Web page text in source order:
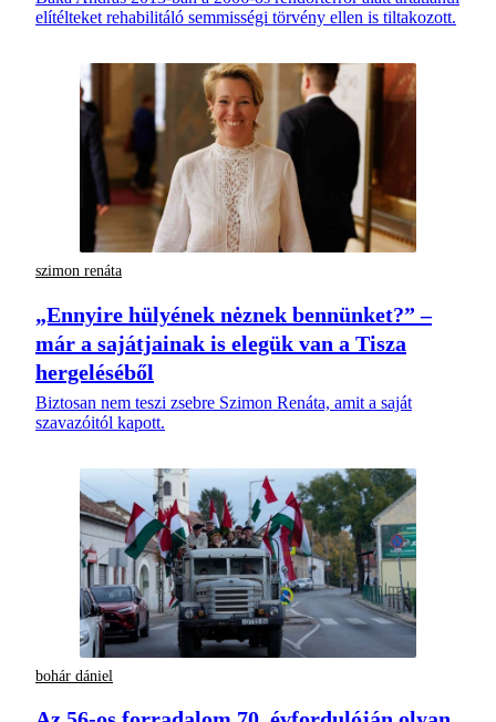
elítélteket rehabilitáló semmisségi törvény ellen is tiltakozott.
szimon renáta
„Ennyire hülyének nėznek bennünket?” –
már a sajátjainak is elegük van a Tisza
hergeléséből
Biztosan nem teszi zsebre Szimon Renáta, amit a saját
szavazóitól kapott.
bohár dániel